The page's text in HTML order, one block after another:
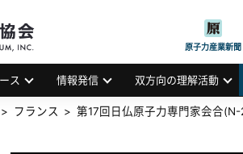
JAPAN ATOMIC INDUSTRIAL
原子力産業新聞
ス 情報発信 双方向の理解活動
フランス 第17回日仏原子力専門家会合